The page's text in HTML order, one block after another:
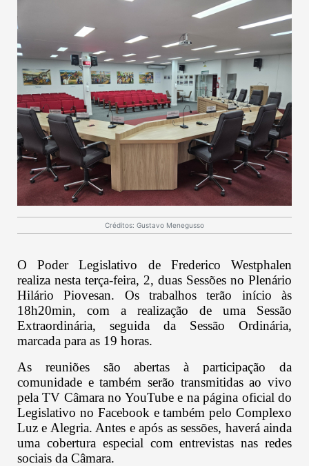
Créditos: Gustavo Menegusso
O Poder Legislativo de Frederico Westphalen
realiza nesta terça-feira, 2, duas Sessões no Plenário
Hilário Piovesan. Os trabalhos terão início às
18h20min, com a realização de uma Sessão
Extraordinária, seguida da Sessão Ordinária,
marcada para as 19 horas.
As reuniões são abertas à participação da
comunidade e também serão transmitidas ao vivo
pela TV Câmara no YouTube e na página oficial do
Legislativo no Facebook e também pelo Complexo
Luz e Alegria. Antes e após as sessões, haverá ainda
uma cobertura especial com entrevistas nas redes
sociais da Câmara.